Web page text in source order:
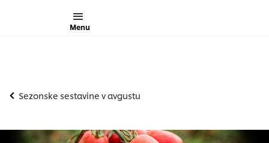
Menu
Sezonske sestavine v avgustu